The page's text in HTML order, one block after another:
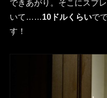
できあがり。そこにスプ
いて……10ドルくらいで
す！